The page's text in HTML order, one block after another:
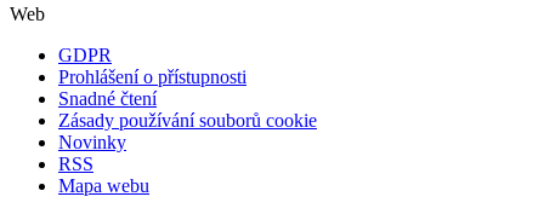
Web
GDPR
Prohlášení o přístupnosti
Snadné čtení
Zásady používání souborů cookie
Novinky
RSS
Mapa webu